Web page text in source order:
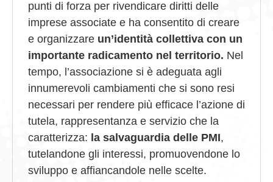
punti di forza per rivendicare diritti delle
imprese associate e ha consentito di creare
e organizzare un’identità collettiva con un
importante radicamento nel territorio. Nel
tempo, l’associazione si è adeguata agli
innumerevoli cambiamenti che si sono resi
necessari per rendere più efficace l’azione di
tutela, rappresentanza e servizio che la
caratterizza: la salvaguardia delle PMI,
tutelandone gli interessi, promuovendone lo
sviluppo e affiancandole nelle scelte.